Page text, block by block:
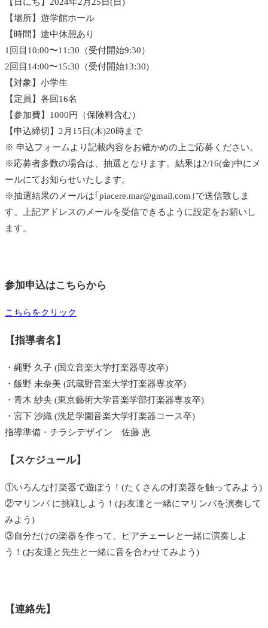
【場所】遊学館ホール
【時間】途中休憩あり
1回目10:00〜11:30（受付開始9:30）
2回目14:00〜15:30（受付開始13:30)
【対象】小学生
【定員】各回16名
【参加費】1000円（保険料含む）
【申込締切】2月15日(木)20時まで
※ 申込フォームより記載内容をお確かめの上ご応募ください。
※応募者多数の場合は、抽選となります。結果は2/16(金)中にメ
ールにてお知らせいたします。
※抽選結果のメールは｢piacere.mar@gmail.com｣で送信致しま
す。上記アドレスのメールを受信できるように設定をお願いし
ます。
参加申込はこちらから
こちらをクリック
【指導者名】
・縄野 久子 (国立音楽大学打楽器専攻卒)
・飯野 未奈美 (武蔵野音楽大学打楽器専攻卒)
・青木 紗央 (東京藝術大学音楽学部打楽器専攻卒)
・宮下 沙織 (洗足学園音楽大学打楽器コース卒)
指導準備・チラシデザイン 佐藤 恵
【スケジュール】
①いろんな打楽器で遊ぼう！(たくさんの打楽器を触ってみよう)
②マリンバ に挑戦しよう！(お友達と一緒にマリンバを演奏して
みよう)
③自分だけの楽器を作って、ピアチェーレと一緒に演奏しよ
う！(お友達と先生と一緒に音を合わせてみよう)
【連絡先】